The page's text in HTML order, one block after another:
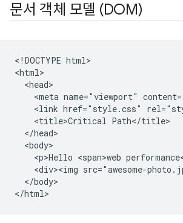
문서 객체 모델 (DOM)
<!DOCTYPE html>
<html>
  <head>
<meta name="viewport"
<link href="style.css"
    <title>Critical Path</title>
  </head>
  <body>
<p>Hello <span>web
<div><img src="awesome-
  </body>